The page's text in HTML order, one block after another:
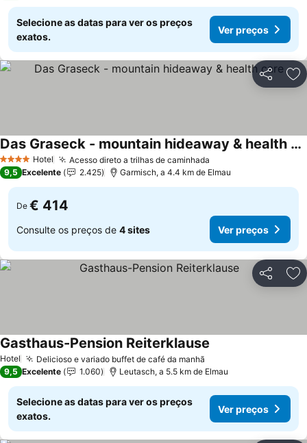
Selecione as datas para ver os preços
exatos.
Ver preços
Partilhar
4 EstrelasHotel Acesso direto a trilhas de caminhada
Das Graseck - mountain hideaway & health care
Ver preços
9,5 Excelente 2.425 Garmisch, a 4.4 km de Elmau
De € 414
Consulte os preços de 4 sites Ver preços
Partilhar
Hotel Delicioso e variado buffet de café da manhã
Gasthaus-Pension Reiterklause
9,5 Excelente 1.060 Leutasch, a 5.5 km de Elmau
Selecione as datas para ver os preços
exatos.
Ver preços